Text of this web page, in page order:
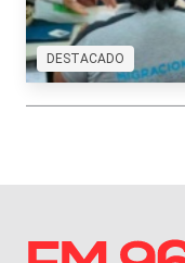
DESTACADO